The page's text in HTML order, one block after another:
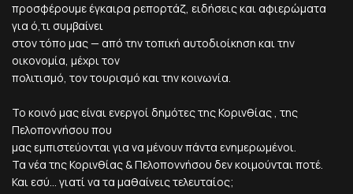
προσφέρουμε έγκαιρα ρεπορτάζ, ειδήσεις και αφιερώματα
για ό,τι συμβαίνει
στον τόπο μας — από την τοπική αυτοδιοίκηση και την
οικονομία, μέχρι τον
πολιτισμό, τον τουρισμό και την κοινωνία.
Το κοινό μας είναι ενεργοί δημότες της Κορινθίας , της
Πελοποννήσου που
μας εμπιστεύονται για να μένουν πάντα ενημερωμένοι.
Τα νέα της Κορινθίας & Πελοποννήσου δεν κοιμούνται ποτέ.
Και εσύ... γιατί να τα μαθαίνεις τελευταίος;